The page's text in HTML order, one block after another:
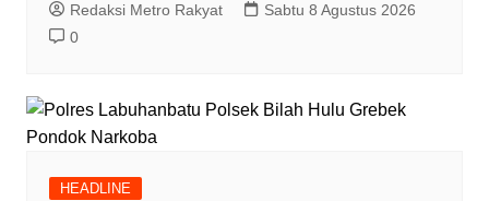
Redaksi Metro Rakyat
Sabtu 8 Agustus 2026
0
HEADLINE